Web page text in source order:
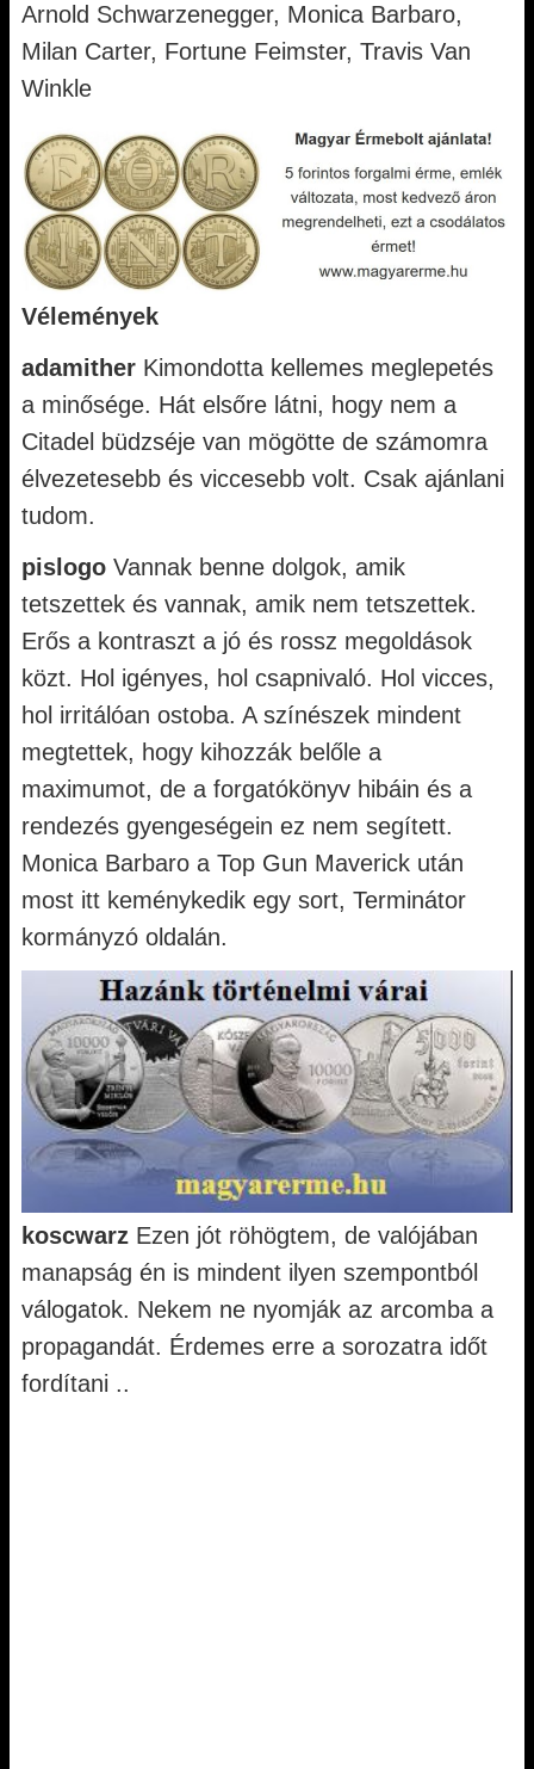
Arnold Schwarzenegger, Monica Barbaro,
Milan Carter, Fortune Feimster, Travis Van
Winkle
Vélemények
adamither Kimondotta kellemes meglepetés
a minősége. Hát elsőre látni, hogy nem a
Citadel büdzséje van mögötte de számomra
élvezetesebb és viccesebb volt. Csak ajánlani
tudom.
pislogo Vannak benne dolgok, amik
tetszettek és vannak, amik nem tetszettek.
Erős a kontraszt a jó és rossz megoldások
közt. Hol igényes, hol csapnivaló. Hol vicces,
hol irritálóan ostoba. A színészek mindent
megtettek, hogy kihozzák belőle a
maximumot, de a forgatókönyv hibáin és a
rendezés gyengeségein ez nem segített.
Monica Barbaro a Top Gun Maverick után
most itt keménykedik egy sort, Terminátor
kormányzó oldalán.
koscwarz Ezen jót röhögtem, de valójában
manapság én is mindent ilyen szempontból
válogatok. Nekem ne nyomják az arcomba a
propagandát. Érdemes erre a sorozatra időt
fordítani ..